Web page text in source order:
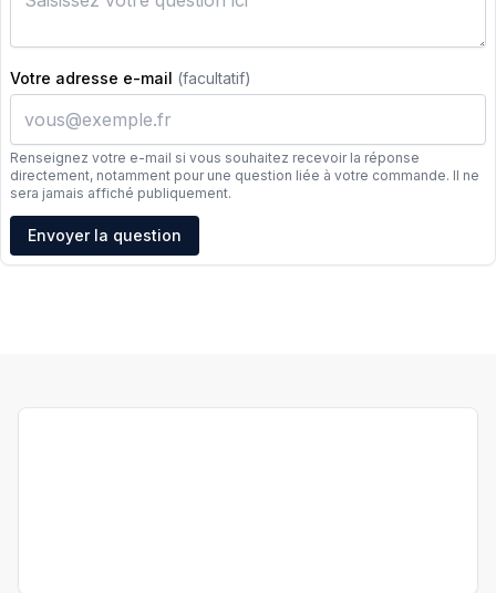
Votre adresse e-mail (facultatif)
Renseignez votre e-mail si vous souhaitez recevoir la réponse
directement, notamment pour une question liée à votre commande. Il ne
sera jamais affiché publiquement.
Adresse e-mail
Envoyer la question